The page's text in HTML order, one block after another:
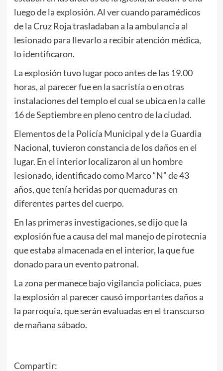
luego de la explosión. Al ver cuando paramédicos
de la Cruz Roja trasladaban a la ambulancia al
lesionado para llevarlo a recibir atención médica,
lo identificaron.
La explosión tuvo lugar poco antes de las 19.00
horas, al parecer fue en la sacristía o en otras
instalaciones del templo el cual se ubica en la calle
16 de Septiembre en pleno centro de la ciudad.
Elementos de la Policía Municipal y de la Guardia
Nacional, tuvieron constancia de los daños en el
lugar. En el interior localizaron al un hombre
lesionado, identificado como Marco “N” de 43
años, que tenía heridas por quemaduras en
diferentes partes del cuerpo.
En las primeras investigaciones, se dijo que la
explosión fue a causa del mal manejo de pirotecnia
que estaba almacenada en el interior, la que fue
donado para un evento patronal.
La zona permanece bajo vigilancia policiaca, pues
la explosión al parecer causó importantes daños a
la parroquia, que serán evaluadas en el transcurso
de mañana sábado.
Compartir: